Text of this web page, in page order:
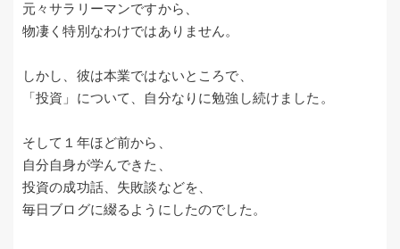
元々サラリーマンですから、
物凄く特別なわけではありません。
しかし、彼は本業ではないところで、
「投資」について、自分なりに勉強し続けました。
そして１年ほど前から、
自分自身が学んできた、
投資の成功話、失敗談などを、
毎日ブログに綴るようにしたのでした。